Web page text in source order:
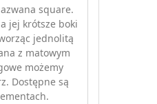
square.
jej krótsze boki
jednolitą
z matowym
możemy
Dostępne są